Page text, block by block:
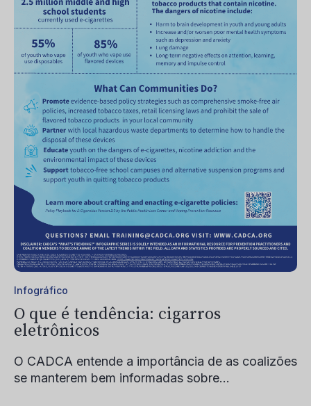
Infográfico
O que é tendência: cigarros
eletrônicos
O CADCA entende a importância de as coalizões
se manterem bem informadas sobre...